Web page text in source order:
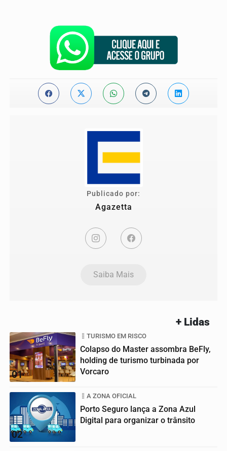
Publicado por:
Agazetta
Saiba Mais
+ Lidas
01
TURISMO EM RISCO
Colapso do Master assombra BeFly,
holding de turismo turbinada por
Vorcaro
02
A ZONA OFICIAL
Porto Seguro lança a Zona Azul
Digital para organizar o trânsito